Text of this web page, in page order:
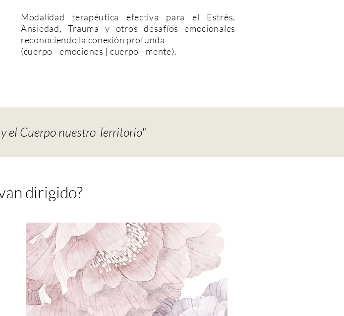
Modalidad terapéutica efectiva para el Estrés,
Ansiedad, Trauma y otros desafíos emocionales
reconociendo la conexión profunda
(cuerpo - emociones | cuerpo - mente).​​​​​​​
el Cuerpo nuestro Territorio"
dirigido?